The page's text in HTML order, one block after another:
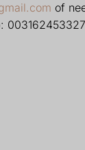
of